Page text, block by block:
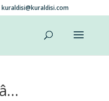
kuraldisi@kuraldisi.com